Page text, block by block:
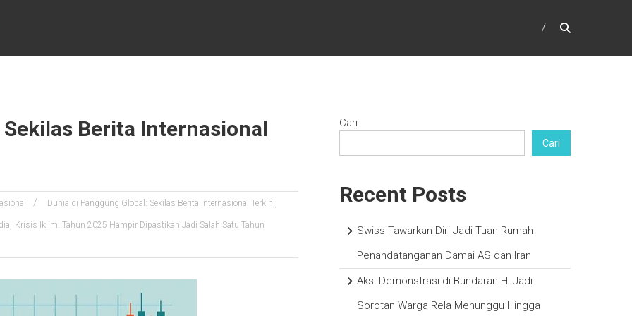
Berita Internasional
Dunia di Panggung Global: Sekilas Berita Internasional Terkini,
, Krisis Iklim: Tahun 2025 Hampir Dipastikan Jadi Salah Satu Tahun
Cari
Cari
Recent Posts
Swiss Tawarkan Diri Jadi Tuan Rumah
Penandatanganan Damai AS dan Iran
Aksi Demonstrasi di Bundaran HI Jadi
Sorotan Warga Rela Menunggu Hingga